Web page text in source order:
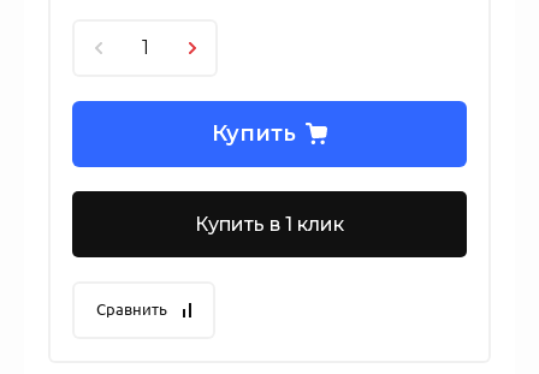
Купить
Купить в 1 клик
Сравнить